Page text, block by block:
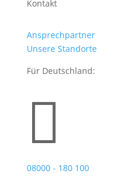
Kontakt
Ansprechpartner
Unsere Standorte
Für Deutschland:

08000 - 180 100